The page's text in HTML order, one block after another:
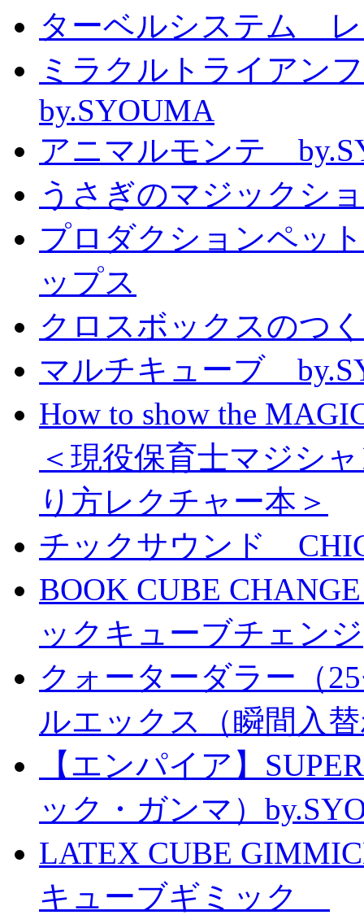
ターベルシステム
ミラクルトライアン
by.SYOUMA
アニマルモンテ
うさぎのマジックシ
プロダクションペッ
ップス
クロスボックスのつ
マルチキューブ
How to show the
＜現役保育士マジシ
り方レクチャー本＞
チックサウンド
BOOK CUBE
ックキューブチェンジ
クォーターダラー（
ルエックス（瞬間入
【エンパイア】
ック・ガンマ）
LATEX CUBE
キューブギミック